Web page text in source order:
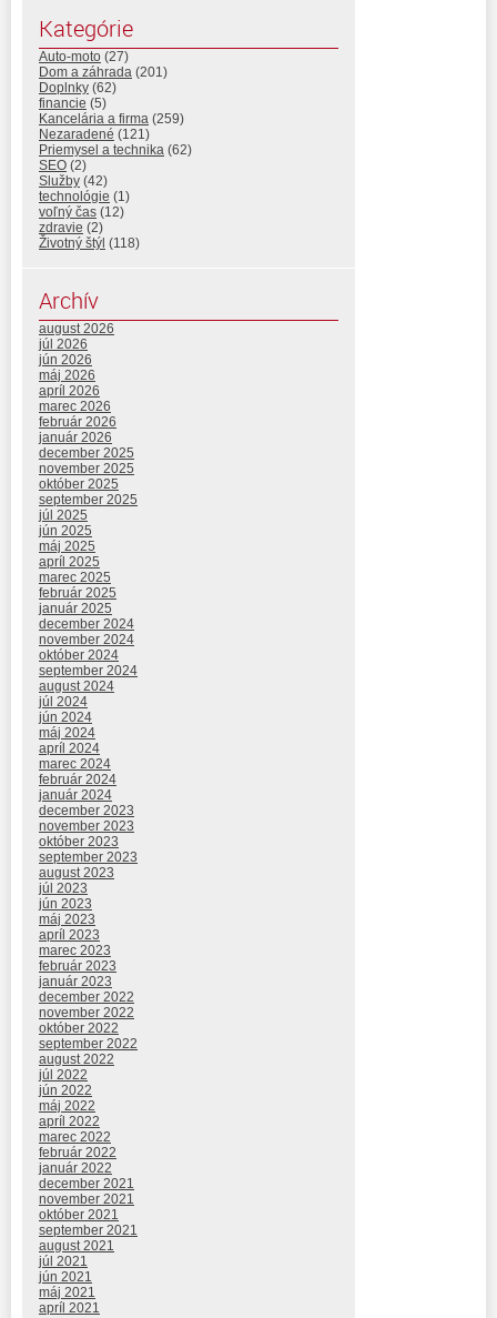
Kategórie
Auto-moto (27)
Dom a záhrada (201)
Doplnky (62)
financie (5)
Kancelária a firma (259)
Nezaradené (121)
Priemysel a technika (62)
SEO (2)
Služby (42)
technológie (1)
voľný čas (12)
zdravie (2)
Životný štýl (118)
Archív
august 2026
júl 2026
jún 2026
máj 2026
apríl 2026
marec 2026
február 2026
január 2026
december 2025
november 2025
október 2025
september 2025
júl 2025
jún 2025
máj 2025
apríl 2025
marec 2025
február 2025
január 2025
december 2024
november 2024
október 2024
september 2024
august 2024
júl 2024
jún 2024
máj 2024
apríl 2024
marec 2024
február 2024
január 2024
december 2023
november 2023
október 2023
september 2023
august 2023
júl 2023
jún 2023
máj 2023
apríl 2023
marec 2023
február 2023
január 2023
december 2022
november 2022
október 2022
september 2022
august 2022
júl 2022
jún 2022
máj 2022
apríl 2022
marec 2022
február 2022
január 2022
december 2021
november 2021
október 2021
september 2021
august 2021
júl 2021
jún 2021
máj 2021
apríl 2021